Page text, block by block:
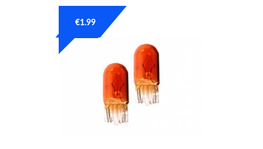
Tuning parts
OPC Line
Bedrijfswagen parts
€1.99